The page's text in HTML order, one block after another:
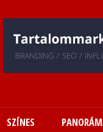
tartalomra
SZÍNES